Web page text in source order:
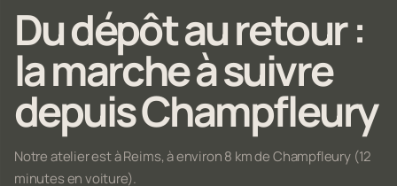
Du dépôt au retour :
la marche à suivre
depuis Champfleury
Notre atelier est à Reims, à environ 8 km de Champfleury (12
minutes en voiture).